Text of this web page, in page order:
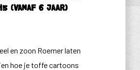
(vanaf 6 jaar)
en zoon Roemer laten
hoe je toffe cartoons